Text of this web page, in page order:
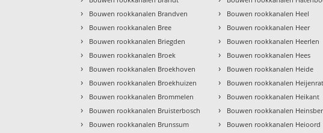
› Bouwen rookkanalen Brandven
› Bouwen rookkanalen Bree
› Bouwen rookkanalen Briegden
› Bouwen rookkanalen Broek
› Bouwen rookkanalen Broekhoven
› Bouwen rookkanalen Broekhuizen
› Bouwen rookkanalen Brommelen
› Bouwen rookkanalen Bruisterbosch
› Bouwen rookkanalen Brunssum
› Bouwen rookkanalen Heel
› Bouwen rookkanalen Heer
› Bouwen rookkanalen Heerlen
› Bouwen rookkanalen Hees
› Bouwen rookkanalen Heide
› Bouwen rookkanalen
› Bouwen rookkanalen Heikant
› Bouwen rookkanalen
› Bouwen rookkanalen Heioord